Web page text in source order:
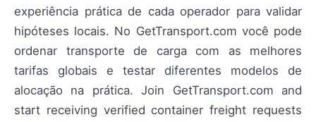
experiência prática de cada operador para validar
hipóteses locais. No GetTransport.com você pode
ordenar transporte de carga com as melhores
tarifas globais e testar diferentes modelos de
alocação na prática. Join GetTransport.com and
start receiving verified container freight requests